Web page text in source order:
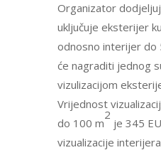
Organizator
uključuje eksterijer
odnosno interijer do
će nagraditi jednog
vizulizacijom
Vrijednost
do 100 m
2
je 345
vizualizacije